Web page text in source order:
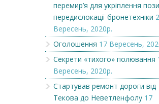
перемир’я для укріплення
передислокації бронетехніки
Вересень, 2020р.
Оголошення 17 Вересень,
Секрети «тихого» полювання
Вересень, 2020р.
Стартував ремонт дороги від
Текова до Неветленфолу 17